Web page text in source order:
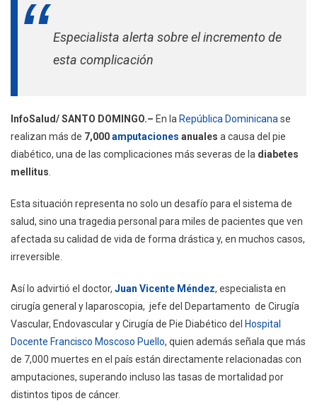
Amputaciones
Año
Se
Realizan
Dominicana
Especialista alerta sobre el incremento de
esta complicación
InfoSalud/ SANTO DOMINGO.– En la República Dominicana se
realizan más de 7,000amputaciones anuales a causa del pie
diabético, una de las complicaciones más severas de la diabetes
mellitus
Esta situación representa no solo un desafío para el sistema de
salud, sino una tragedia personal para miles de pacientes que ven
afectada su calidad de vida de forma drástica y, en muchos casos,
irreversible.
Así lo advirtió el doctor, Juan Vicente Méndez, especialista en
cirugía general y laparoscopia, jefe del Departamento de Cirugía
Vascular, Endovascular y Cirugía de Pie Diabético del Hospital
Docente Francisco Moscoso Puello, quien además señala que más
de 7,000 muertes en el país están directamente relacionadas con
amputaciones, superando incluso las tasas de mortalidad por
distintos tipos de cáncer.